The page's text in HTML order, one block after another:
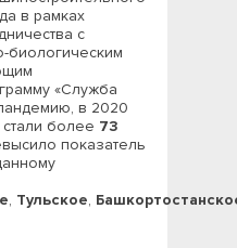
в рамках
с
«Служба
в 2020
более 73
показатель
, Тульское,